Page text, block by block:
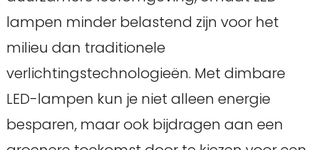
lampen minder belastend zijn voor het
milieu dan traditionele
verlichtingstechnologieën. Met dimbare
LED-lampen kun je niet alleen energie
besparen, maar ook bijdragen aan een